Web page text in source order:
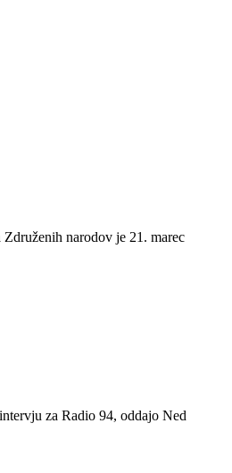
Združenih narodov je 21. marec
za Radio 94, oddajo Ned